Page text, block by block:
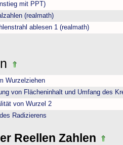
mit PPT)
(realmath)
ablesen 1 (realmath)
Wurzelziehen
von Flächeninhalt und Umfang des
von Wurzel 2
Radizierens
Reellen Zahlen